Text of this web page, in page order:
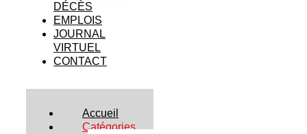
DÉCÈS
EMPLOIS
JOURNAL
VIRTUEL
CONTACT
Accueil
Catégories